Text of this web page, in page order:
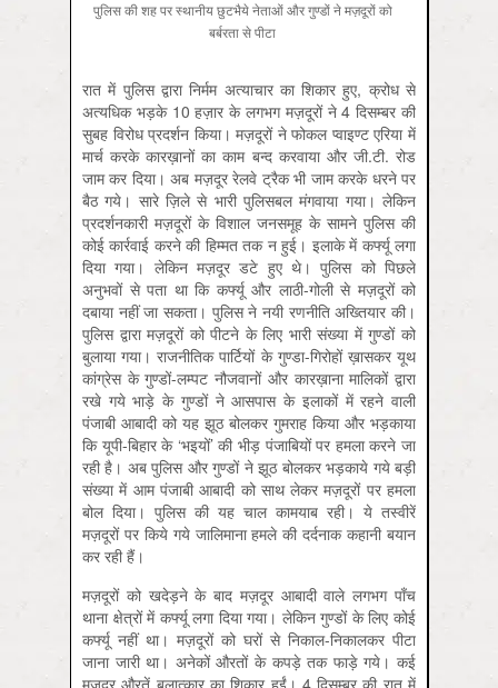
पुलिस की शह पर स्थानीय छुटभैये नेताओं और गुण्डों ने मज़दूरों को
बर्बरता से पीटा
रात में पुलिस द्वारा निर्मम अत्याचार का शिकार हुए, क्रोध से
अत्यधिक भड़के 10 हज़ार के लगभग मज़दूरों ने 4 दिसम्बर की
सुबह विरोध प्रदर्शन किया। मज़दूरों ने फोकल प्वाइण्ट एरिया में
मार्च करके कारख़ानों का काम बन्द करवाया और जी.टी. रोड
जाम कर दिया। अब मज़दूर रेलवे ट्रैक भी जाम करके धरने पर
बैठ गये। सारे ज़िले से भारी पुलिसबल मंगवाया गया। लेकिन
प्रदर्शनकारी मज़दूरों के विशाल जनसमूह के सामने पुलिस की
कोई कार्रवाई करने की हिम्मत तक न हुई। इलाके में कर्फ्यू लगा
दिया गया। लेकिन मज़दूर डटे हुए थे। पुलिस को पिछले
अनुभवों से पता था कि कर्फ्यू और लाठी-गोली से मज़दूरों को
दबाया नहीं जा सकता। पुलिस ने नयी रणनीति अख्तियार की।
पुलिस द्वारा मज़दूरों को पीटने के लिए भारी संख्या में गुण्डों को
बुलाया गया। राजनीतिक पार्टियों के गुण्डा-गिरोहों ख़ासकर यूथ
कांग्रेस के गुण्डों-लम्पट नौजवानों और कारख़ाना मालिकों द्वारा
रखे गये भाड़े के गुण्डों ने आसपास के इलाकों में रहने वाली
पंजाबी आबादी को यह झूठ बोलकर गुमराह किया और भड़काया
कि यूपी-बिहार के ‘भइयों’ की भीड़ पंजाबियों पर हमला करने जा
रही है। अब पुलिस और गुण्डों ने झूठ बोलकर भड़काये गये बड़ी
संख्या में आम पंजाबी आबादी को साथ लेकर मज़दूरों पर हमला
बोल दिया। पुलिस की यह चाल कामयाब रही। ये तस्वीरें
मज़दूरों पर किये गये जालिमाना हमले की दर्दनाक कहानी बयान
कर रही हैं।
मज़दूरों को खदेड़ने के बाद मज़दूर आबादी वाले लगभग पाँच
थाना क्षेत्रों में कर्फ्यू लगा दिया गया। लेकिन गुण्डों के लिए कोई
कर्फ्यू नहीं था। मज़दूरों को घरों से निकाल-निकालकर पीटा
जाना जारी था। अनेकों औरतों के कपड़े तक फाड़े गये। कई